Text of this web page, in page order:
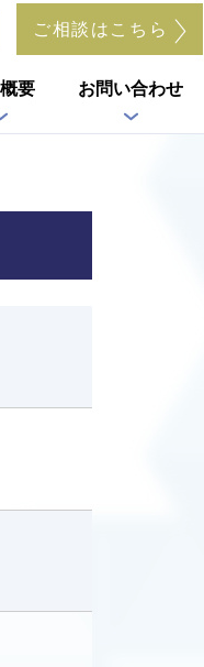
ご相談はこちら
要 お問い合わせ